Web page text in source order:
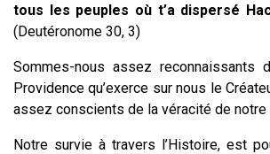
tous les peuples où t’a dispersé
(Deutéronome 30, 3)
Sommes-nous assez reconnaissants
Providence qu’exerce sur nous le
assez conscients de la véracité de notre
Notre survie à travers l’Histoire, est